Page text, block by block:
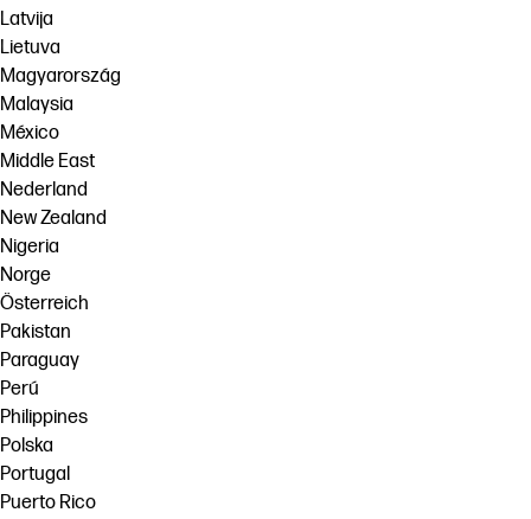
Latvija
Lietuva
Magyarország
Malaysia
México
Middle East
Nederland
New Zealand
Nigeria
Norge
Österreich
Pakistan
Paraguay
Perú
Philippines
Polska
Portugal
Puerto Rico